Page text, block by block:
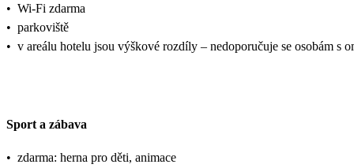
• Wi-Fi zdarma
• parkoviště
• v areálu hotelu jsou výškové rozdíly – nedoporučuje se osobám s
Sport a zábava
• zdarma: herna pro děti, animace